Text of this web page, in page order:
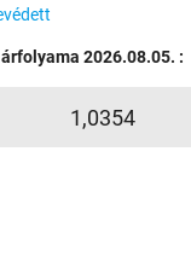
2026.08.05. :
1,0354